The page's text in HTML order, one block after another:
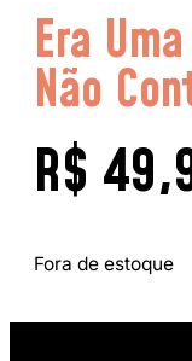
Era
Não
R$
Fora de estoque